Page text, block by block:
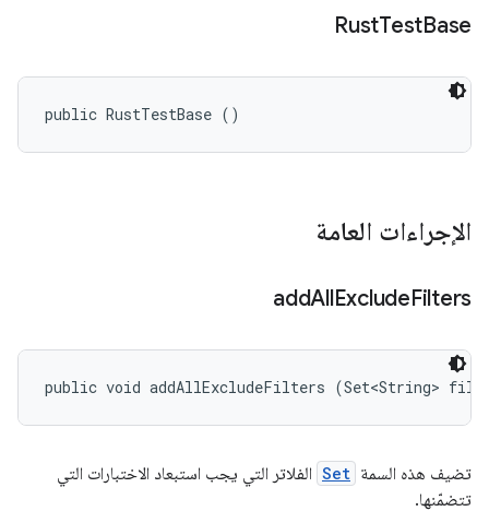
RustTestBase
public RustTestBase ()
الإجراءات العامة
addAllExcludeFilters
public void addAllExcludeFilters (Set<String>
تضيف هذه السمة Set الفلاتر التي يجب استبعاد الاختبارات التي
تتضمّنها.